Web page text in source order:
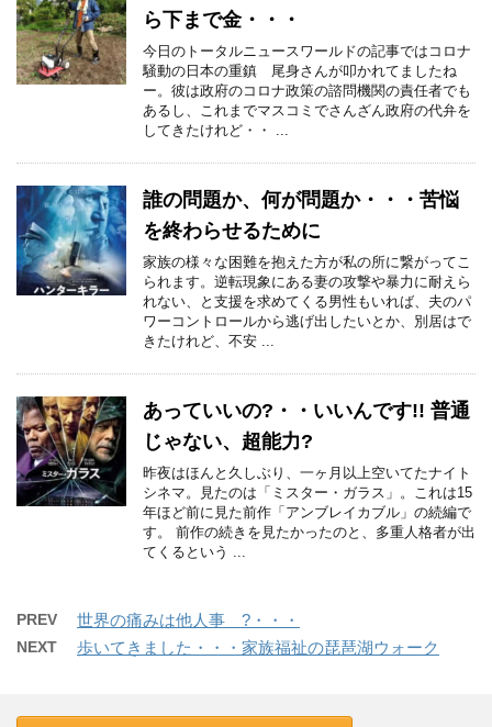
ら下まで金・・・
今日のトータルニュースワールドの記事ではコロナ
騒動の日本の重鎮 尾身さんが叩かれてましたね
ー。彼は政府のコロナ政策の諮問機関の責任者でも
あるし、これまでマスコミでさんざん政府の代弁を
してきたけれど・・ ...
誰の問題か、何が問題か・・・苦悩
を終わらせるために
家族の様々な困難を抱えた方が私の所に繋がってこ
られます。逆転現象にある妻の攻撃や暴力に耐えら
れない、と支援を求めてくる男性もいれば、夫のパ
ワーコントロールから逃げ出したいとか、別居はで
きたけれど、不安 ...
あっていいの?・・いいんです!! 普通
じゃない、超能力?
昨夜はほんと久しぶり、一ヶ月以上空いてたナイト
シネマ。見たのは「ミスター・ガラス」。これは15
年ほど前に見た前作「アンブレイカブル」の続編で
す。 前作の続きを見たかったのと、多重人格者が出
てくるという ...
PREV 世界の痛みは他人事 ?・・・
NEXT 歩いてきました・・・家族福祉の琵琶湖ウォーク